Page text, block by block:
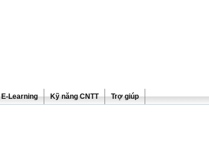
E-Learning Kỹ năng CNTT Trợ giúp